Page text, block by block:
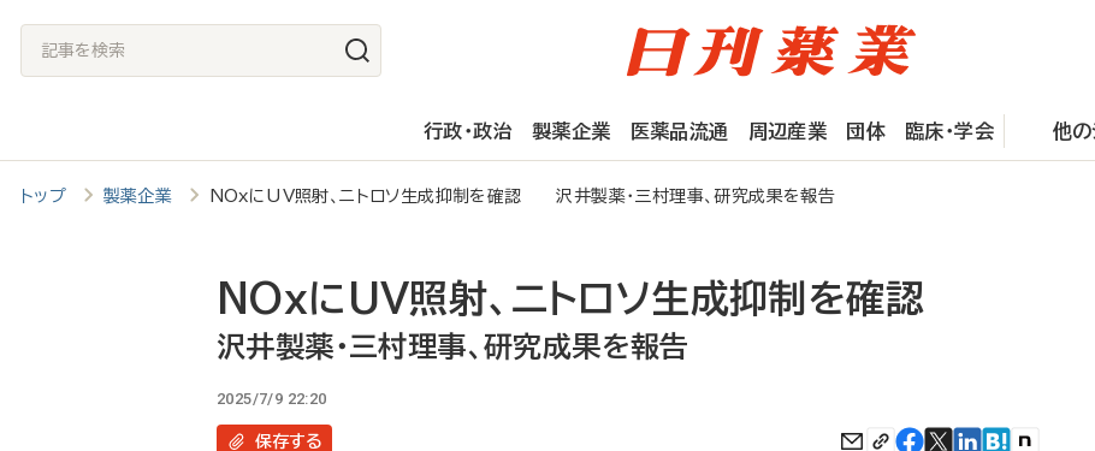
記
事
検
索
行政・政治 製薬企業 医薬品流通 周辺産業 団体 臨床・学会 他の
トップ 製薬企業 NOxにUV照射、ニトロソ生成抑制を確認 沢井製薬・三村理事、研究成果を報告
NOxにUV照射、ニトロソ生成抑制を確認
沢井製薬・三村理事、研究成果を報告
2025/7/9 22:20
保存する